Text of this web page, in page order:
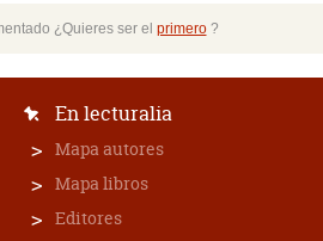
¿Quieres ser el primero?
En lecturalia
Mapa autores
Mapa libros
Editores